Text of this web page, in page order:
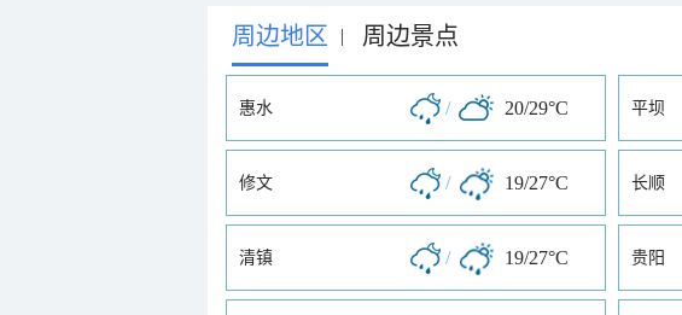
周边地区 | 周边景点
惠水 / 20/29°C 平坝
修文 / 19/27°C 长顺
清镇 / 19/27°C 贵阳